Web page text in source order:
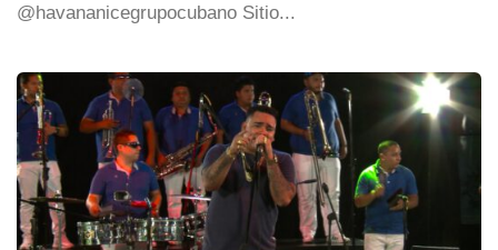
@havananicegrupocubano Sitio...